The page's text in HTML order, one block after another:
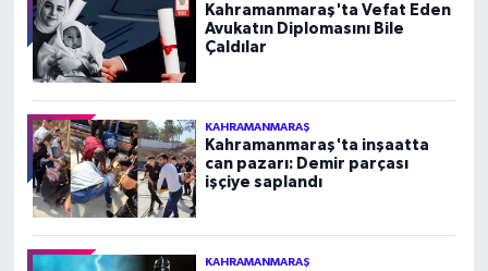
Kahramanmaraş'ta Vefat Eden
Avukatın Diplomasını Bile
Çaldılar
KAHRAMANMARAŞ
Kahramanmaraş'ta inşaatta
can pazarı: Demir parçası
işçiye saplandı
KAHRAMANMARAŞ